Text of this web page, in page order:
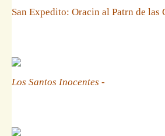
San Expedito: Oracin al Patrn de las
Los Santos Inocentes -